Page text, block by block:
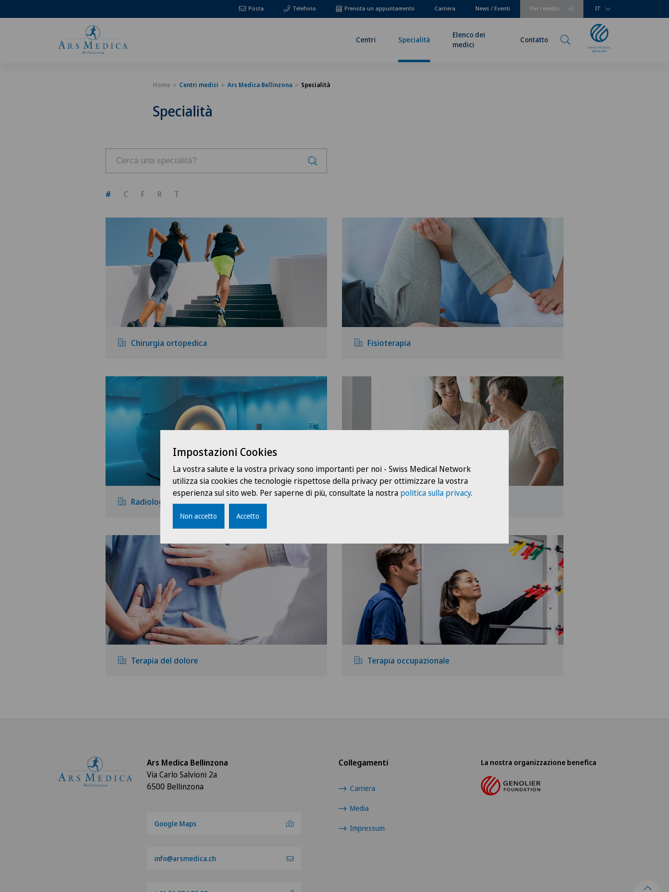
Posta Telefono Per i medici
Prenota un appuntamento Carriera News / Eventi IT
Centri Specialità
Elenco dei
medici
Contatto
Home Centri medici Ars Medica Bellinzona Specialità
Specialità
# C F R T
Chirurgia ortopedica Fisioterapia
Radiologia
Terapia del dolore Terapia occupazionale
Collegamenti
Carriera
Media
Impressum
Ars Medica Bellinzona
Via Carlo Salvioni 2a
6500 Bellinzona
Google Maps
info@arsmedica.ch
La nostra organizzazione benefica
Impostazioni Cookies
La vostra salute e la vostra privacy sono importanti per noi - Swiss Medical Network
utilizza sia cookies che tecnologie rispettose della privacy per ottimizzare la vostra
esperienza sul sito web. Per saperne di più, consultate la nostra politica sulla privacy.
Non accetto Accetto